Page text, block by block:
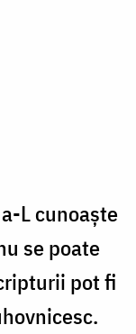
L cunoaşte
se poate
pot fi